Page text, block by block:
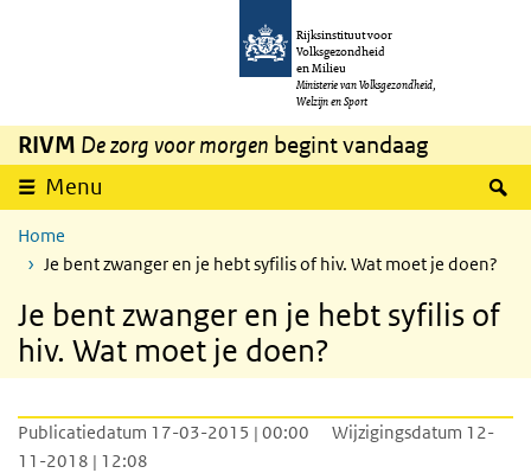
Overslaan en naar de inhoud gaan
Rijksinstituut voor
Volksgezondheid
en Milieu
Ministerie van Volksgezondheid,
Welzijn en Sport
RIVM De zorg voor morgen begint vandaag
Menu
Home
Je bent zwanger en je hebt syfilis of hiv. Wat moet je doen?
Je bent zwanger en je hebt syfilis of
hiv. Wat moet je doen?
Publicatiedatum 17-03-2015 | 00:00
Wijzigingsdatum 12-
11-2018 | 12:08